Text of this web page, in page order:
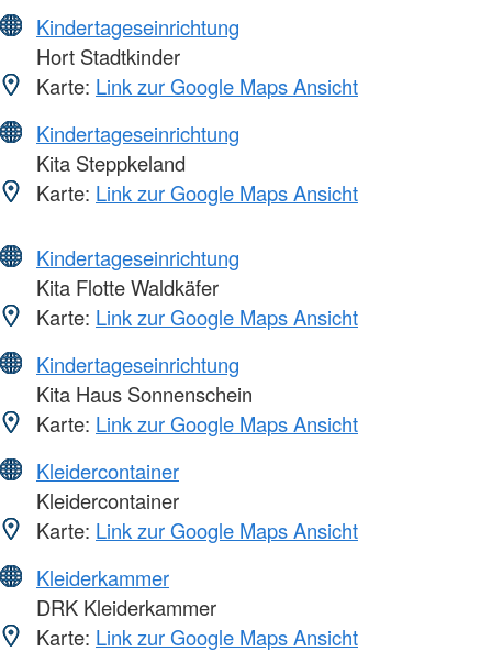
Kindertageseinrichtung
Hort Stadtkinder
Karte: Link zur Google Maps Ansicht
Kindertageseinrichtung
Kita Steppkeland
Karte: Link zur Google Maps Ansicht
Kindertageseinrichtung
Kita Flotte Waldkäfer
Karte: Link zur Google Maps Ansicht
Kindertageseinrichtung
Kita Haus Sonnenschein
Karte: Link zur Google Maps Ansicht
Kleidercontainer
Kleidercontainer
Karte: Link zur Google Maps Ansicht
Kleiderkammer
DRK Kleiderkammer
Karte: Link zur Google Maps Ansicht